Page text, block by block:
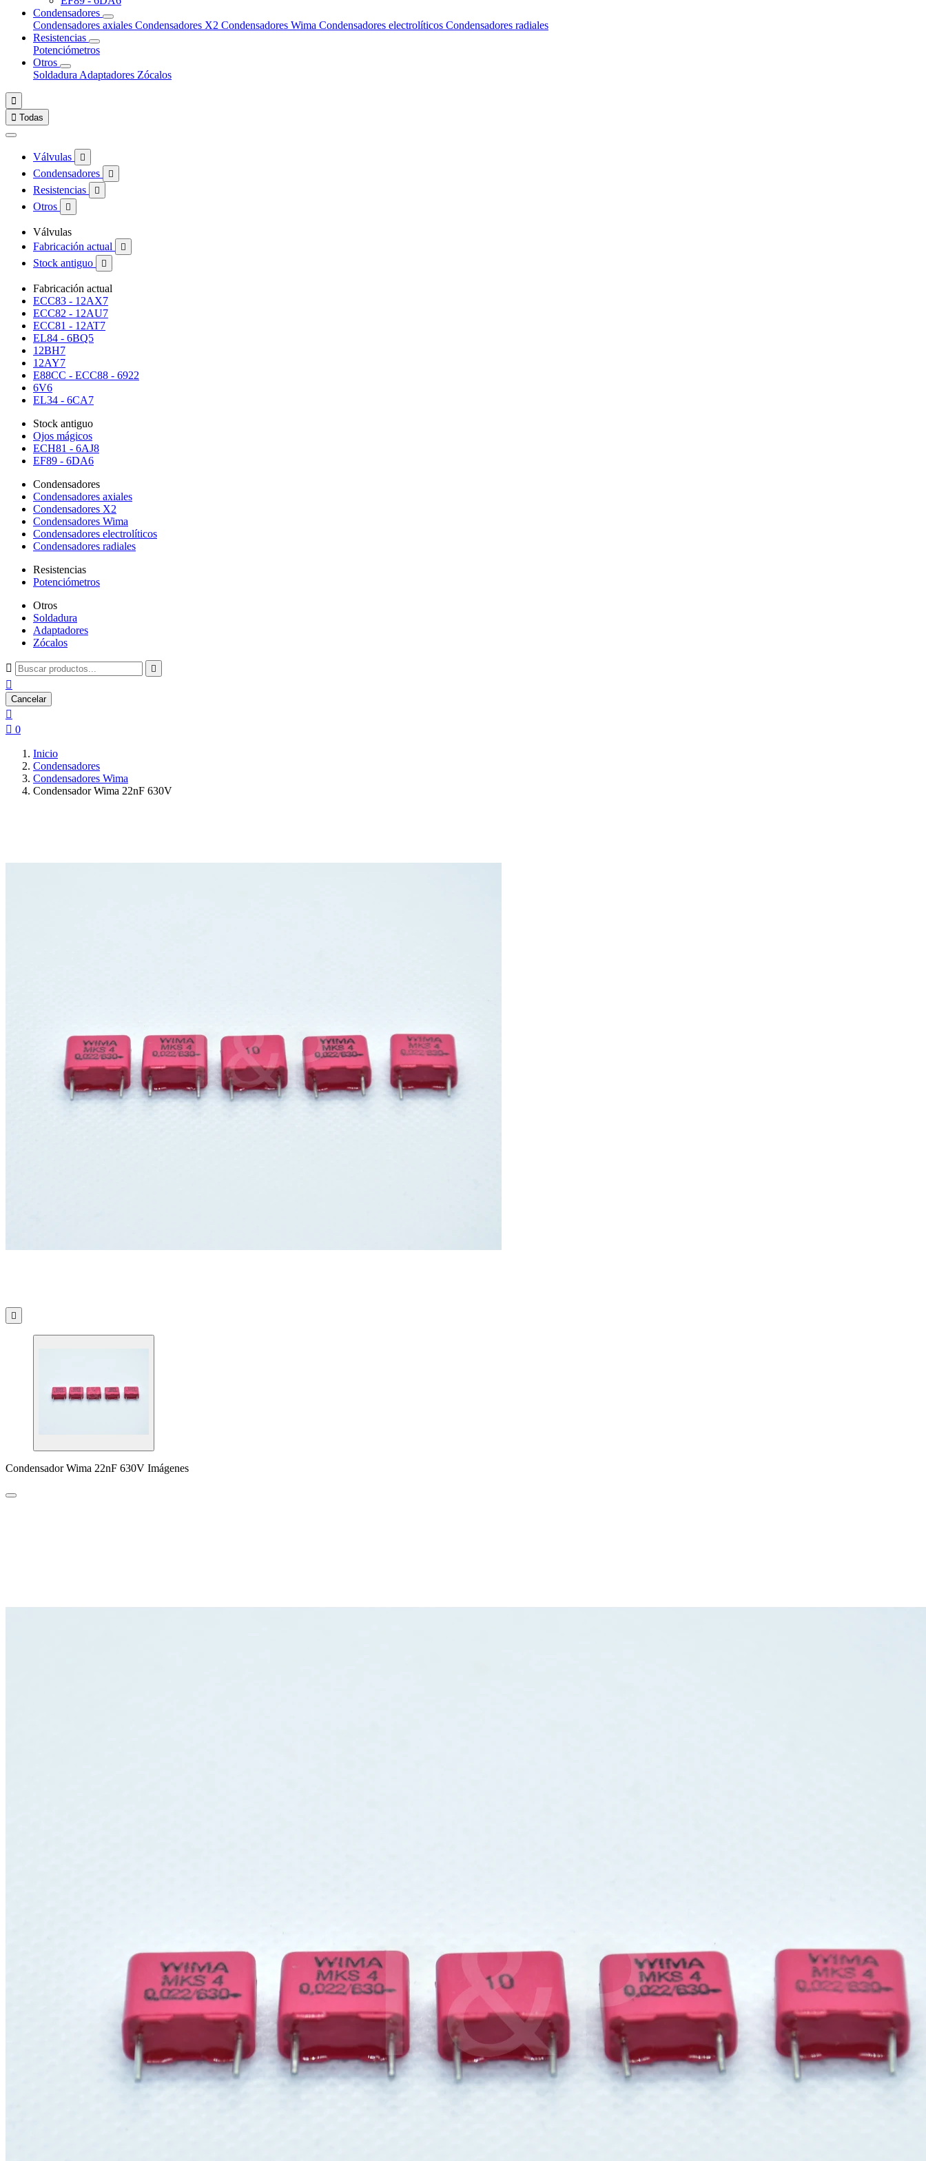
Condensadores
Condensadores axiales Condensadores X2 Condensadores Wima Condensadores electrolíticos Condensadores radiales
Resistencias
Potenciómetros
Otros
Soldadura Adaptadores Zócalos

 Todas
Válvulas 
Condensadores 
Resistencias 
Otros 
Válvulas
Fabricación actual

Stock antiguo 
Fabricación actual
ECC83 - 12AX7
ECC82 - 12AU7
ECC81 - 12AT7
EL84 - 6BQ5
12BH7
12AY7
E88CC - ECC88 - 6922
6V6
EL34 - 6CA7
Stock antiguo
Ojos mágicos
ECH81 - 6AJ8
EF89 - 6DA6
Condensadores
Condensadores axiales
Condensadores X2
Condensadores Wima
Condensadores electrolíticos
Condensadores radiales
Resistencias
Potenciómetros
Otros
Soldadura
Adaptadores
Zócalos
 

Cancelar

 0
Inicio
Condensadores
Condensadores Wima
Condensador Wima 22nF 630V

Condensador Wima 22nF 630V Imágenes